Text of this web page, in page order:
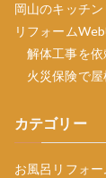
岡山のキッチン
リフォーム
解体工事を依
火災保険で
カテゴリー
お風呂リフォー